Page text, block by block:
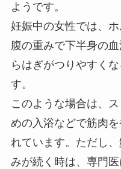
ようです。
妊娠中の女性では、
腹の重みで下半身の
らはぎがつりやすく
す。
このような場合は、
めの入浴などで筋肉
れています。ただし
みが続く時は、専門医